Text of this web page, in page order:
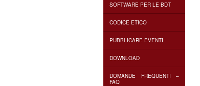
SOFTWARE PER LE BDT
CODICE ETICO
PUBBLICARE EVENTI
DOWNLOAD
DOMANDE FREQUENTI –
FAQ